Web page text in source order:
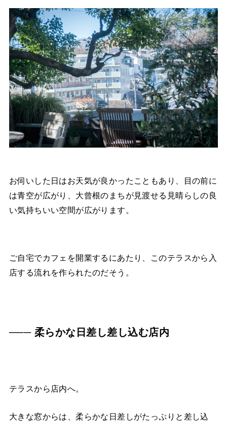
お伺いした日はお天気が良かったこともあり、目の前に
は青空が広がり、大曾根のまちが見渡せる見晴らしの良
い気持ちいい空間が広がります。
ご自宅でカフェを開業するにあたり、このテラスから入
店する流れを作られたのだそう。
─── 柔らかな日差し差し込む店内
テラスから店内へ。
大きな窓からは、柔らかな日差しがたっぷりと差し込